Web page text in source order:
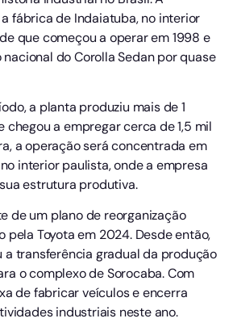
fábrica de Indaiatuba, no interior
que começou a operar em 1998 e
do Corolla Sedan por quase
a planta produziu mais de 1
chegou a empregar cerca de 1,5 mil
a operação será concentrada em
interior paulista, onde a empresa
estrutura produtiva.
de um plano de reorganização
pela Toyota em 2024. Desde então,
a transferência gradual da produção
o complexo de Sorocaba. Com
de fabricar veículos e encerra
industriais neste ano.